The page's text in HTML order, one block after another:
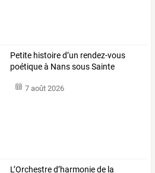
Petite histoired’un rendez-vous
poétiqueà NanssousSainte
7 août 2026
L’Orchestred’harmoniede la